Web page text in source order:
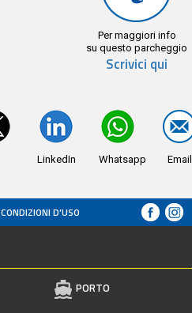
Per maggiori info
su questo parcheggio
Scrivici qui
LinkedIn Whatsapp Email
CONDIZIONI D’USO
PORTO